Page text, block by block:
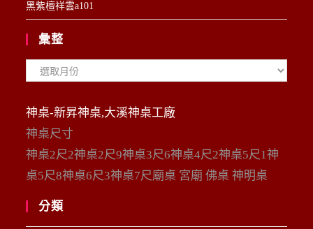
黑紫檀祥雲a101
彙整
神桌-新昇神桌,大溪神桌工廠
神桌尺寸
神桌2尺2神桌2尺9神桌3尺6神桌4尺2神桌5尺1神
桌5尺8神桌6尺3神桌7尺廟桌 宮廟 佛桌 神明桌
分類